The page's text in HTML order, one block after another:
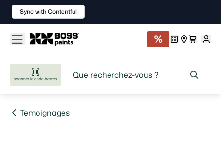
scanner le code-barres
temoignages
Sync with Contentful